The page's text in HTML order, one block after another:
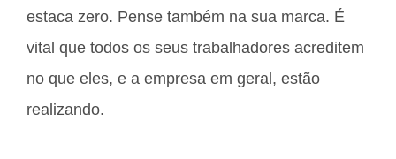
estaca zero. Pense também na sua marca. É
vital que todos os seus trabalhadores acreditem
no que eles, e a empresa em geral, estão
realizando.